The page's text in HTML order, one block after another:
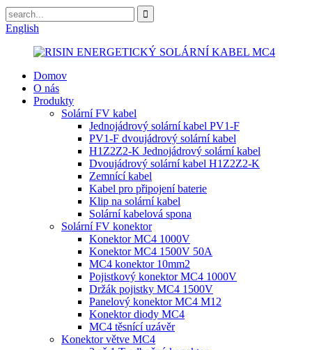
English
Domov
O nás
Produkty
Solární FV kabel
Jednojádrový solární kabel PV1-F
PV1-F dvoujádrový solární kabel
H1Z2Z2-K Jednojádrový solární kabel
Dvoujádrový solární kabel H1Z2Z2-K
Zemnící kabel
Kabel pro připojení baterie
Klip na solární kabel
Solární kabelová spona
Solární FV konektor
Konektor MC4 1000V
Konektor MC4 1500V 50A
MC4 konektor 10mm2
Pojistkový konektor MC4 1000V
Držák pojistky MC4 1500V
Panelový konektor MC4 M12
Konektor diody MC4
MC4 těsnící uzávěr
Konektor větve MC4